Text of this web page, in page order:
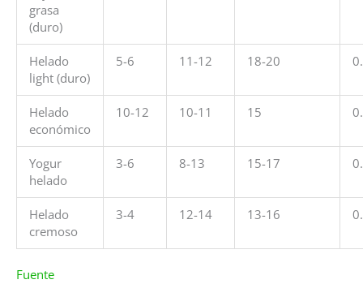
grasa
(duro)
Helado
light (duro)
5-6 11-12 18-20
Helado
económico
10-12 10-11 15
Yogur
helado
3-6 8-13 15-17
Helado
cremoso
3-4 12-14 13-16
Fuente